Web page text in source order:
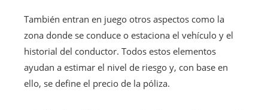
También entran en juego otros aspectos como la
zona donde se conduce o estaciona el vehículo y el
historial del conductor. Todos estos elementos
ayudan a estimar el nivel de riesgo y, con base en
ello, se define el precio de la póliza.